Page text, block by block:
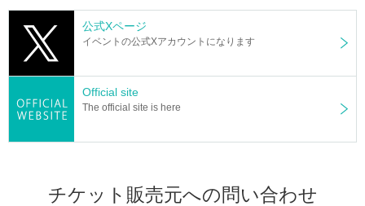
公式Xページ
イベントの公式Xアカウントになります
Official site
The official site is here
チケット販売元への問い合わせ